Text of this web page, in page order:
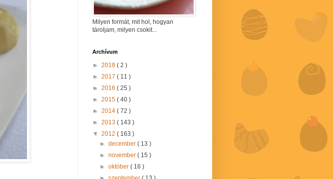
Milyen formát, mit hol, hogyan
tároljam, milyen csokit...
Archívum
► 2018 ( 2 )
► 2017 ( 11 )
► 2016 ( 25 )
► 2015 ( 40 )
► 2014 ( 72 )
► 2013 ( 143 )
▼ 2012 ( 163 )
►december( 13 )
►november( 15 )
►október( 16 )